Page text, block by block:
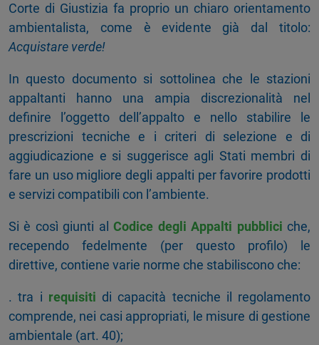
Corte di Giustizia fa proprio un chiaro orientamento
ambientalista, come è evidente già dal titolo:
Acquistare verde!
In questo documento si sottolinea che le stazioni
appaltanti hanno una ampia discrezionalità nel
definire l’oggetto dell’appalto e nello stabilire le
prescrizioni tecniche e i criteri di selezione e di
aggiudicazione e si suggerisce agli Stati membri di
fare un uso migliore degli appalti per favorire prodotti
e servizi compatibili con l’ambiente.
Si è così giunti alCodice degli Appalti pubblici che,
recependo fedelmente (per questo profilo) le
direttive, contiene varie norme che stabiliscono che:
. tra i requisiti di capacità tecniche il regolamento
comprende, nei casi appropriati, le misure di gestione
ambientale (art. 40);